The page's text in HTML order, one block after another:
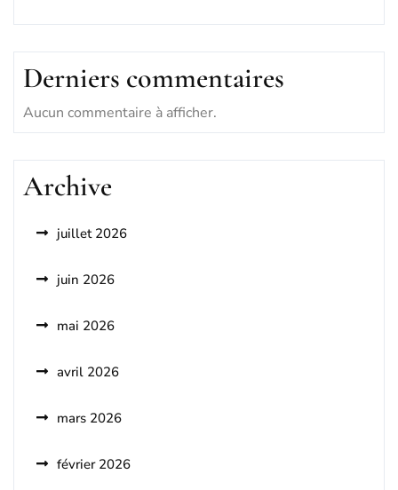
Derniers commentaires
Aucun commentaire à afficher.
Archive
juillet 2026
juin 2026
mai 2026
avril 2026
mars 2026
février 2026